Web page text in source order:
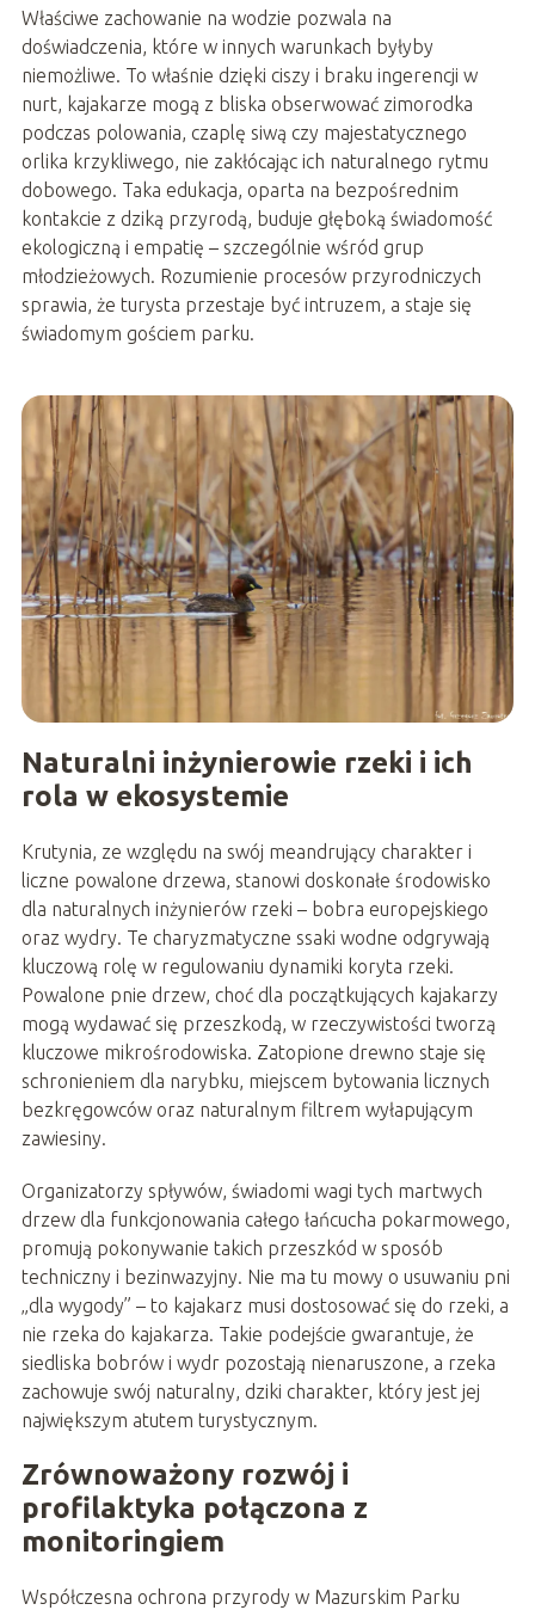
Właściwe zachowanie na wodzie pozwala na
doświadczenia, które w innych warunkach byłyby
niemożliwe. To właśnie dzięki ciszy i braku ingerencji w
nurt, kajakarze mogą z bliska obserwować zimorodka
podczas polowania, czaplę siwą czy majestatycznego
orlika krzykliwego, nie zakłócając ich naturalnego rytmu
dobowego. Taka edukacja, oparta na bezpośrednim
kontakcie z dziką przyrodą, buduje głęboką świadomość
ekologiczną i empatię – szczególnie wśród grup
młodzieżowych. Rozumienie procesów przyrodniczych
sprawia, że turysta przestaje być intruzem, a staje się
świadomym gościem parku.
Naturalni inżynierowie rzeki i ich
rola w ekosystemie
Krutynia, ze względu na swój meandrujący charakter i
liczne powalone drzewa, stanowi doskonałe środowisko
dla naturalnych inżynierów rzeki – bobra europejskiego
oraz wydry. Te charyzmatyczne ssaki wodne odgrywają
kluczową rolę w regulowaniu dynamiki koryta rzeki.
Powalone pnie drzew, choć dla początkujących kajakarzy
mogą wydawać się przeszkodą, w rzeczywistości tworzą
kluczowe mikrośrodowiska. Zatopione drewno staje się
schronieniem dla narybku, miejscem bytowania licznych
bezkręgowców oraz naturalnym filtrem wyłapującym
zawiesiny.
Organizatorzy spływów, świadomi wagi tych martwych
drzew dla funkcjonowania całego łańcucha pokarmowego,
promują pokonywanie takich przeszkód w sposób
techniczny i bezinwazyjny. Nie ma tu mowy o usuwaniu pni
„dla wygody” – to kajakarz musi dostosować się do rzeki, a
nie rzeka do kajakarza. Takie podejście gwarantuje, że
siedliska bobrów i wydr pozostają nienaruszone, a rzeka
zachowuje swój naturalny, dziki charakter, który jest jej
największym atutem turystycznym.
Zrównoważony rozwój i
profilaktyka połączona z
monitoringiem
Współczesna ochrona przyrody w Mazurskim Parku